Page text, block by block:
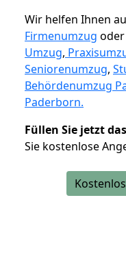
Wir helfen Ihnen
Firmenumzug
Umzug,
Seniorenumzug,
Behördenumzug
Paderborn.
Füllen Sie jetzt
Sie kostenlose